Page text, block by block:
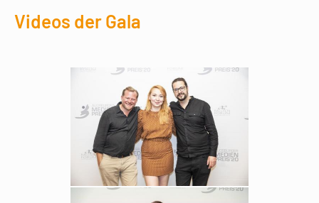
Videos der Gala